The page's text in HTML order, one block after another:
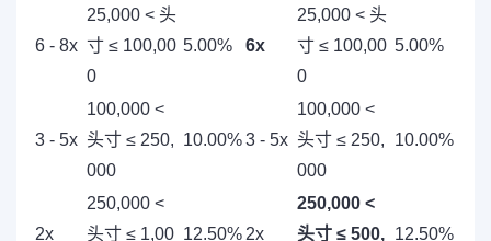
6 - 8x
25,000 < 头
寸 ≤ 100,00
0
5.00% 6x
25,000 < 头
寸 ≤ 100,00
0
5.00%
3 - 5x
100,000 <
头寸 ≤ 250,
000
10.00%3 - 5x
100,000 <
头寸 ≤ 250,
000
10.00%
2x
250,000 <
头寸 ≤ 1,00 12.50% 2x
250,000 <
头寸 ≤ 500, 12.50%